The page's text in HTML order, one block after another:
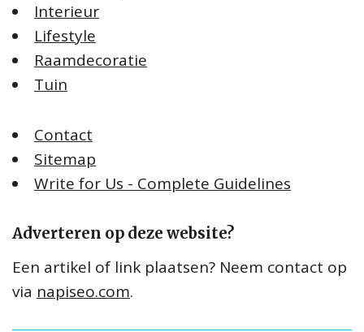
Interieur
Lifestyle
Raamdecoratie
Tuin
Contact
Sitemap
Write for Us - Complete Guidelines
Adverteren op deze website?
Een artikel of link plaatsen? Neem contact op
via napiseo.com.